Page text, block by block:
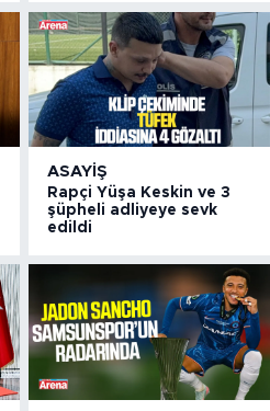
ASAYIŞ
Rapçi Yüşa Keskin ve 3
şüpheli adliyeye sevk
edildi